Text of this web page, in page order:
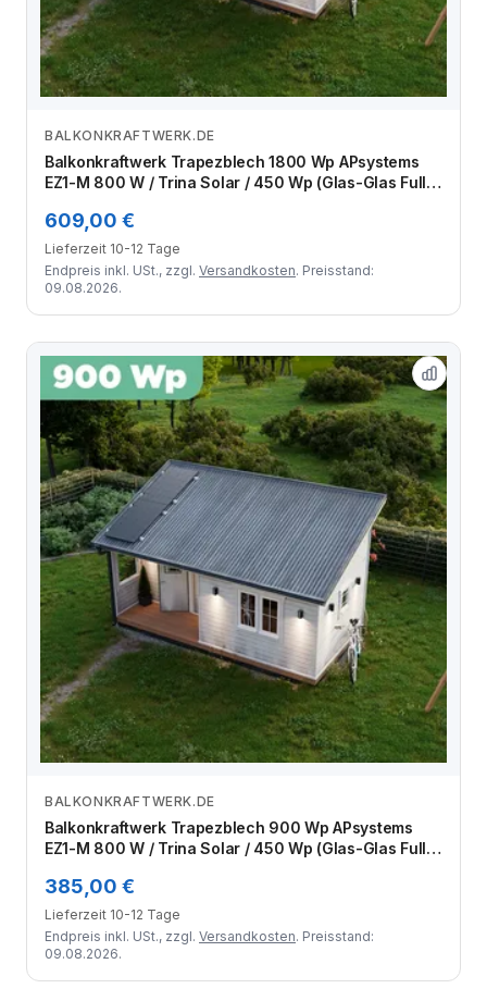
Zum Angebot
BALKONKRAFTWERK.DE
Balkonkraftwerk Trapezblech 1800 Wp APsystems
EZ1-M 800 W / Trina Solar / 450 Wp (Glas-Glas Full
Module
609,00 €
Lieferzeit 10-12 Tage
Endpreis inkl. USt., zzgl. Versandkosten. Preisstand:
09.08.2026.
Zum Angebot
BALKONKRAFTWERK.DE
Balkonkraftwerk Trapezblech 900 Wp APsystems
EZ1-M 800 W / Trina Solar / 450 Wp (Glas-Glas Full
2 Module
385,00 €
Lieferzeit 10-12 Tage
Endpreis inkl. USt., zzgl. Versandkosten. Preisstand:
09.08.2026.